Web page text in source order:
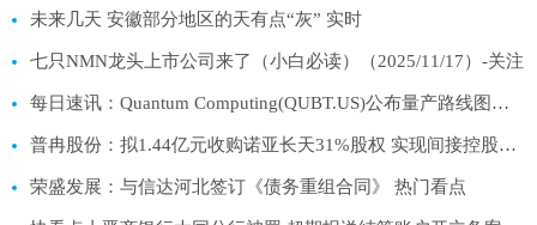
未来几天 安徽部分地区的天有点“灰” 实时
七只NMN龙头上市公司来了（小白必读）（2025/11/17）-关注
每日速讯：Quantum Computing(QUBT.US)公布量产路线图并获15亿美元融资，股价盘前大涨
普冉股份：拟1.44亿元收购诺亚长天31%股权 实现间接控股高性能闪存公司SHM|热点聚焦
荣盛发展：与信达河北签订《债务重组合同》 热门看点